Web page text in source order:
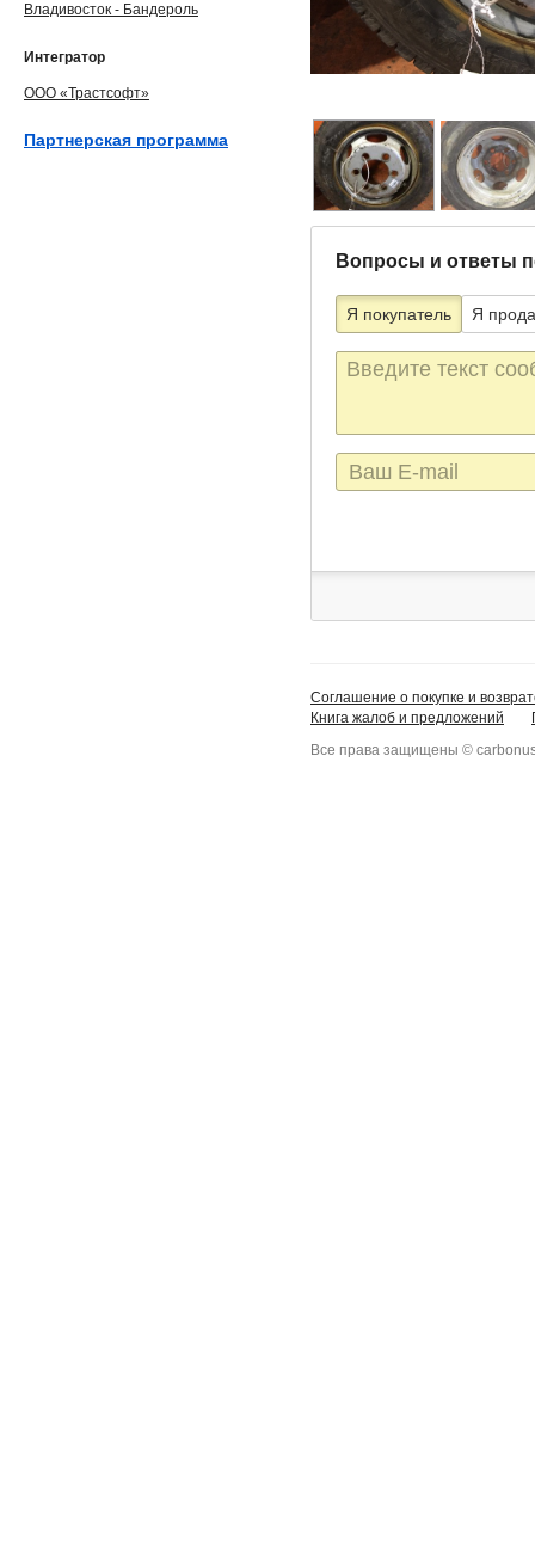
Вопросы и ответы
Я покупатель Я
Текст
сообщения
E-
mail
Владивосток - Бандероль
Интегратор
ООО «Трастсофт»
Партнерская программа
Соглашение о покупке и
Книга жалоб и предложений
Все права защищены ©